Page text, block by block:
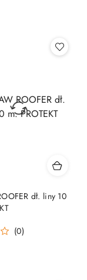
dł. liny 10
(0)